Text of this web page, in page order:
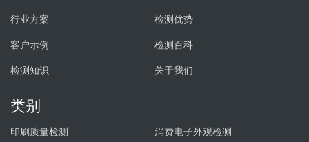
行业方案 检测优势
客户示例 检测百科
检测知识 关于我们
类别
印刷质量检测 消费电子外观检测